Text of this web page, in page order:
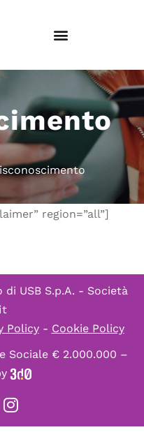
region=”all”]
di USB S.p.A. - Società
Policy- Cookie Policy
Sociale € 2.000.000 –